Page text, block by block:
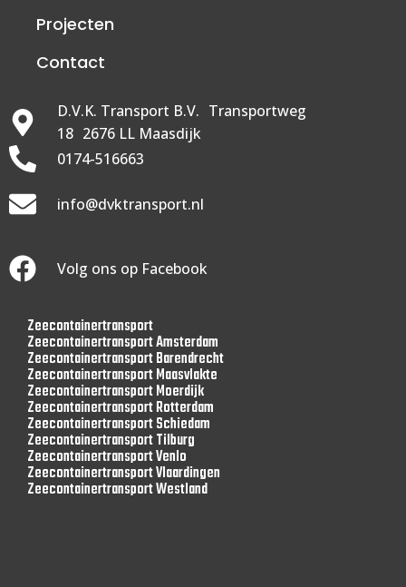
Projecten
Contact
D.V.K. Transport B.V. Transportweg
18 2676 LL Maasdijk
0174-516663
info@dvktransport.nl
Volg ons op Facebook
Zeecontainertransport
Zeecontainertransport Amsterdam
Zeecontainertransport Barendrecht
Zeecontainertransport Maasvlakte
Zeecontainertransport Moerdijk
Zeecontainertransport Rotterdam
Zeecontainertransport Schiedam
Zeecontainertransport Tilburg
Zeecontainertransport Venlo
Zeecontainertransport Vlaardingen
Zeecontainertransport Westland